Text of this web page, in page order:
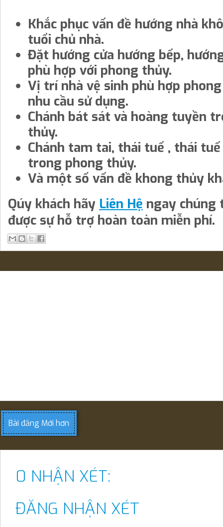
Khắc phục vấn đề hướng nhà
tuổi chủ nhà.
Đặt hướng cửa hướng bếp,
phù hợp với phong thủy.
Vị trí nhà vệ sinh phù hợp
nhu cầu sử dụng.
Chánh bát sát và hoàng tuyền
thủy.
Chánh tam tai, thái tuế , thái
trong phong thủy.
Và một số vấn đề khong thủy
Qúy khách hãy Liên Hệ ngay chúng
được sự hỗ trợ hoàn toàn miễn phí.
Bài đăng Mới hơn
0 NHẬN XÉT:
ĐĂNG NHẬN XÉT